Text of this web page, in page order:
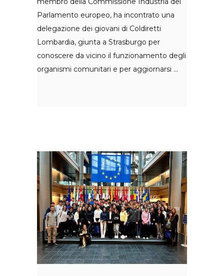
Parlamento europeo, ha incontrato una
delegazione dei giovani di Coldiretti
Lombardia, giunta a Strasburgo per
conoscere da vicino il funzionamento degli
organismi comunitari e per aggiornarsi